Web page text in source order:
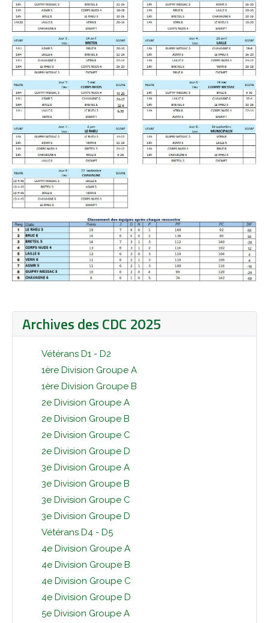
Archives des CDC 2025
Vétérans D1 - D2
1ère Division Groupe A
1ère Division Groupe B
2e Division Groupe A
2e Division Groupe B
2e Division Groupe C
2e Division Groupe D
3e Division Groupe A
3e Division Groupe B
3e Division Groupe C
3e Division Groupe D
Vétérans D4 - D5
4e Division Groupe A
4e Division Groupe B
4e Division Groupe C
4e Division Groupe D
5e Division Groupe A